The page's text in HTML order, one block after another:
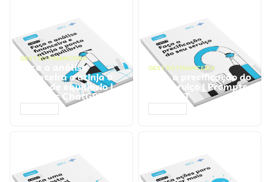
GESTÃO FINANCEIRA
Faça a análise
financeira e atinja o
ponto de equilíbrio |
Prompts ChatGPT
GESTÃO FINANCEIRA
Faça a precificação do
seu serviço | Prompts
ChatGPT